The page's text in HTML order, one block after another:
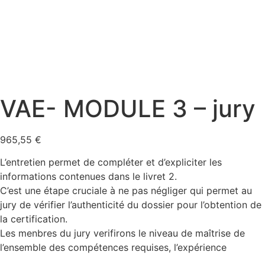
VAE- MODULE 3 – jury
965,55 €
L’entretien permet de compléter et d’expliciter les
informations contenues dans le livret 2.
C’est une étape cruciale à ne pas négliger qui permet au
jury de vérifier l’authenticité du dossier pour l’obtention de
la certification.
Les menbres du jury verifirons le niveau de maîtrise de
l’ensemble des compétences requises, l’expérience